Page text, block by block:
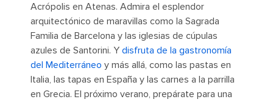
Acrópolis en Atenas. Admira el esplendor
arquitectónico de maravillas como la Sagrada
Familia de Barcelona y las iglesias de cúpulas
azules de Santorini. Y disfruta de la gastronomía
del Mediterráneo y más allá, como las pastas en
Italia, las tapas en España y las carnes a la parrilla
en Grecia. El próximo verano, prepárate para una